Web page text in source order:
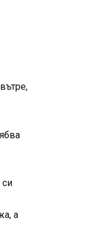
си
а